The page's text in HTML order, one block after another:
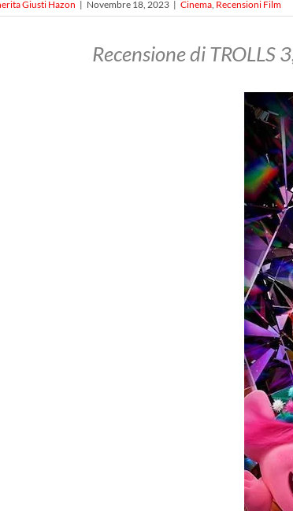
Giusti Hazon | Novembre 18, 2023 | Cinema, Recensioni Film
Recensione di TROLLS